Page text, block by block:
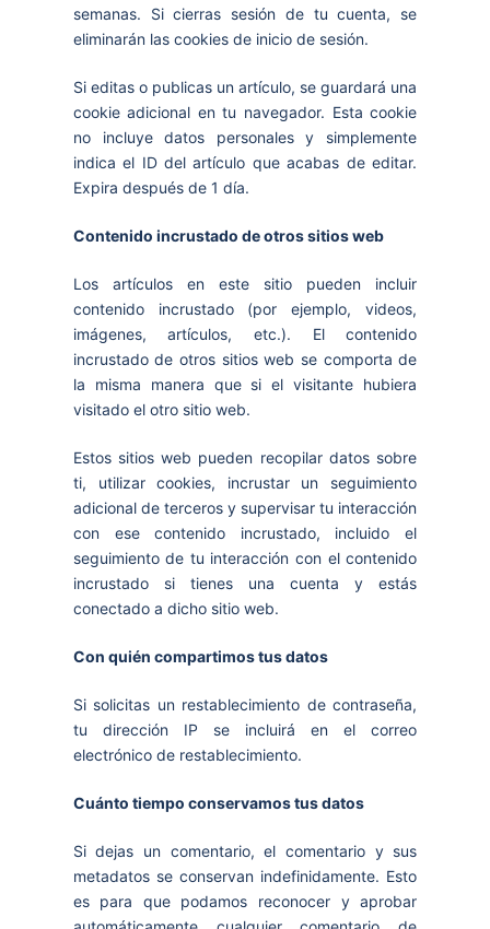
semanas. Si cierras sesión de tu cuenta, se
eliminarán las cookies de inicio de sesión.
Si editas o publicas un artículo, se guardará una
cookie adicional en tu navegador. Esta cookie
no incluye datos personales y simplemente
indica el ID del artículo que acabas de editar.
Expira después de 1 día.
Contenido incrustado de otros sitios web
Los artículos en este sitio pueden incluir
contenido incrustado (por ejemplo, videos,
imágenes, artículos, etc.). El contenido
incrustado de otros sitios web se comporta de
la misma manera que si el visitante hubiera
visitado el otro sitio web.
Estos sitios web pueden recopilar datos sobre
ti, utilizar cookies, incrustar un seguimiento
adicional de terceros y supervisar tu interacción
con ese contenido incrustado, incluido el
seguimiento de tu interacción con el contenido
incrustado si tienes una cuenta y estás
conectado a dicho sitio web.
Con quién compartimos tus datos
Si solicitas un restablecimiento de contraseña,
tu dirección IP se incluirá en el correo
electrónico de restablecimiento.
Cuánto tiempo conservamos tus datos
Si dejas un comentario, el comentario y sus
metadatos se conservan indefinidamente. Esto
es para que podamos reconocer y aprobar